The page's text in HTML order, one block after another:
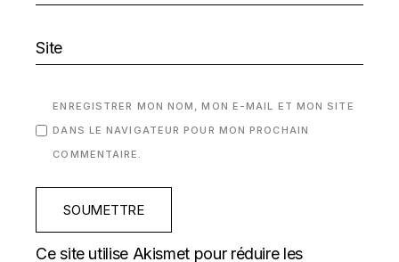
ENREGISTRER MON NOM, MON E-MAIL ET MON SITE
DANS LE NAVIGATEUR POUR MON PROCHAIN
COMMENTAIRE.
SOUMETTRE
Ce site utilise Akismet pour réduire les